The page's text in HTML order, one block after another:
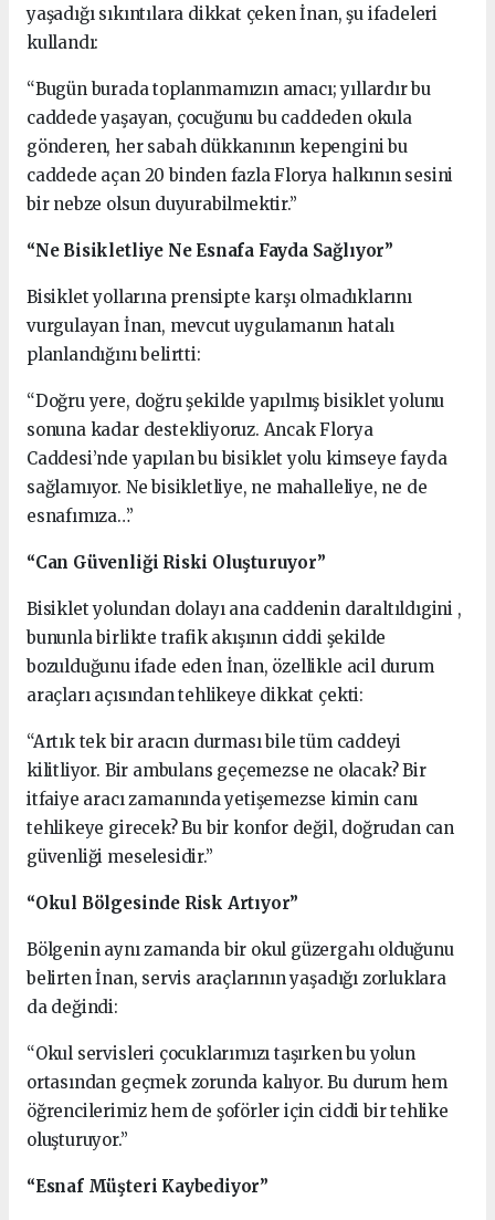
yaşadığı sıkıntılara dikkat çeken İnan, şu ifadeleri
kullandı:
“Bugün burada toplanmamızın amacı; yıllardır bu
caddede yaşayan, çocuğunu bu caddeden okula
gönderen, her sabah dükkanının kepengini bu
caddede açan 20 binden fazla Florya halkının sesini
bir nebze olsun duyurabilmektir.”
“Ne Bisikletliye Ne Esnafa Fayda Sağlıyor”
Bisiklet yollarına prensipte karşı olmadıklarını
vurgulayan İnan, mevcut uygulamanın hatalı
planlandığını belirtti:
“Doğru yere, doğru şekilde yapılmış bisiklet yolunu
sonuna kadar destekliyoruz. Ancak Florya
Caddesi’nde yapılan bu bisiklet yolu kimseye fayda
sağlamıyor. Ne bisikletliye, ne mahalleliye, ne de
esnafımıza…”
“Can Güvenliği Riski Oluşturuyor”
Bisiklet yolundan dolayı ana caddenin daraltıldıgini ,
bununla birlikte trafik akışının ciddi şekilde
bozulduğunu ifade eden İnan, özellikle acil durum
araçları açısından tehlikeye dikkat çekti:
“Artık tek bir aracın durması bile tüm caddeyi
kilitliyor. Bir ambulans geçemezse ne olacak? Bir
itfaiye aracı zamanında yetişemezse kimin canı
tehlikeye girecek? Bu bir konfor değil, doğrudan can
güvenliği meselesidir.”
“Okul Bölgesinde Risk Artıyor”
Bölgenin aynı zamanda bir okul güzergahı olduğunu
belirten İnan, servis araçlarının yaşadığı zorluklara
da değindi:
“Okul servisleri çocuklarımızı taşırken bu yolun
ortasından geçmek zorunda kalıyor. Bu durum hem
öğrencilerimiz hem de şoförler için ciddi bir tehlike
oluşturuyor.”
“Esnaf Müşteri Kaybediyor”